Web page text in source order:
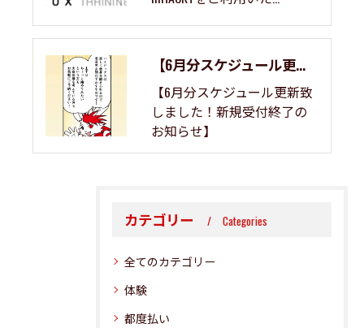
【6月分スケジュール更新致しました！新規受付終了のお知らせ】
【6月分スケジュール更新致
しました！新規受付終了の
お知らせ】
カテゴリー Categories
全てのカテゴリー
体験
都度払い